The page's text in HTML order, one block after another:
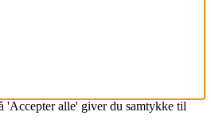
'Accepter alle' giver du samtykke til